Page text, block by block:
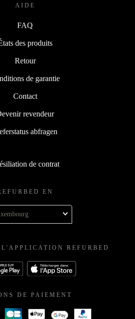
AIDE
FAQ
des produits
Retour
de garantie
Contact
revendeur
abfragen
de contrat
EN
REFURBED
DE PAIEMENT